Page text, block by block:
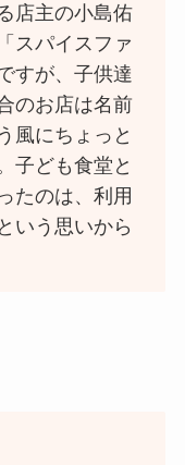
店主の小島佑
スパイスファ
すが、子供達
のお店は名前
風にちょっと
子ども食堂と
たのは、利用
いう思いから